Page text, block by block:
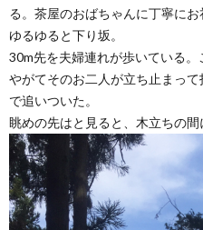
る。茶屋のおばちゃんに丁寧にお
ゆるゆると下り坂。
30m先を夫婦連れが歩いている。
やがてそのお二人が立ち止まっ
で追いついた。
眺めの先はと見ると、木立ちの間